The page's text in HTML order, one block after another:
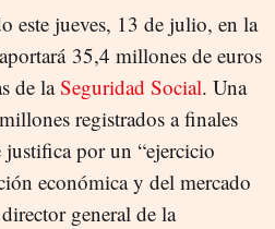
este jueves, 13 de julio, en la
35,4 millones de euros
de laSeguridad Social. Una
registrados a finales
por un “ejercicio
económica y del mercado
general de la